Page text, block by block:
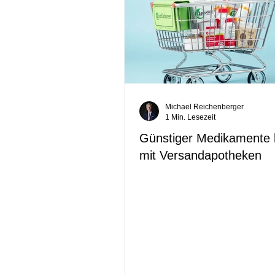
Günstiger Medikamente
mit Versandapotheken
Michael Reichenberger
1 Min. Lesezeit